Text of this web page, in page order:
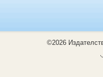
©2026